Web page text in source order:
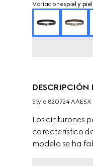
Variacionespiel y
DESCRIPCIÓN
Style ‎820724
Los cinturones
característico
modelo se ha